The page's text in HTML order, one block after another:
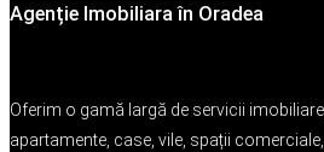
Agenție Imobiliara în Oradea
Oferim o gamă largă de servicii
apartamente, case, vile, spații